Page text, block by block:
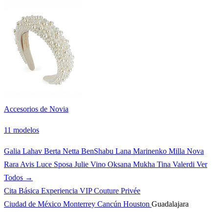
Accesorios de Novia
11 modelos
Galia Lahav Berta Netta BenShabu Lana Marinenko Milla Nova
Rara Avis Luce Sposa Julie Vino Oksana Mukha Tina Valerdi Ver
Todos →
Cita Básica Experiencia VIPCouture Privée
Ciudad de México Monterrey Cancún Houston Guadalajara